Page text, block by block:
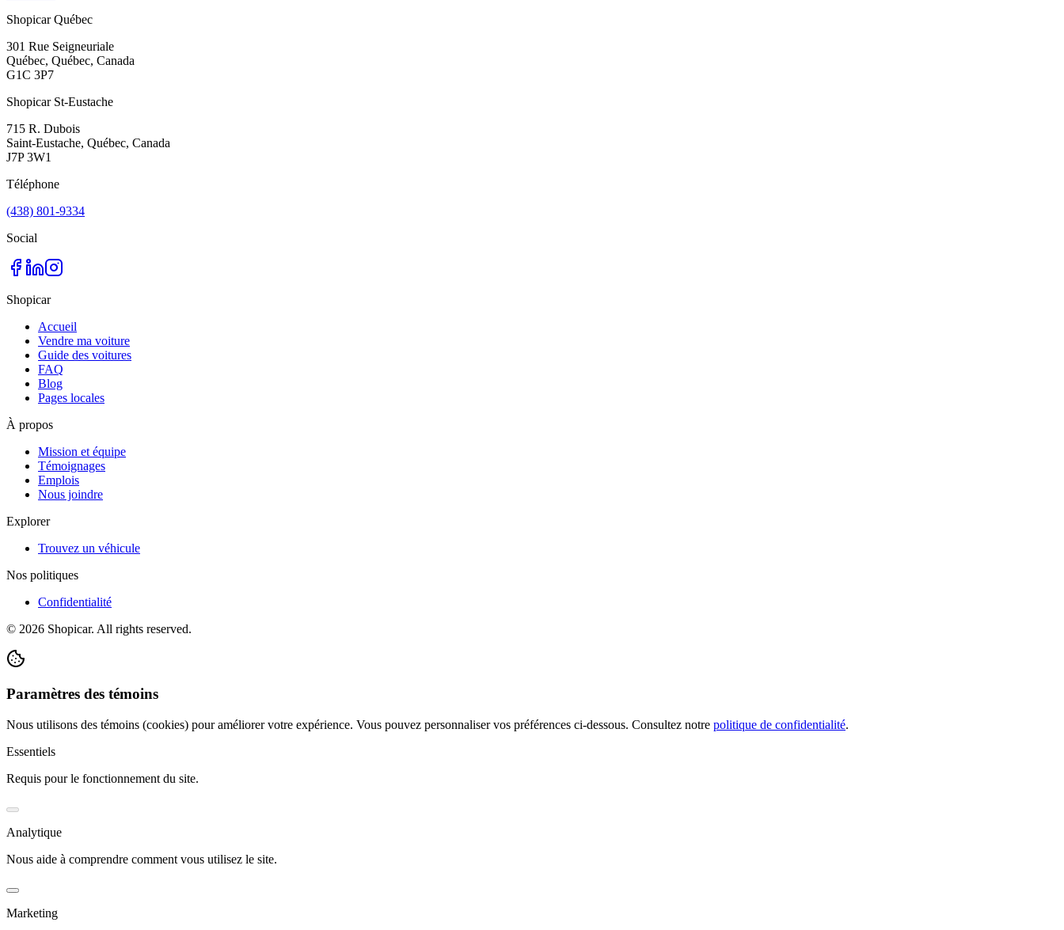
Shopicar Québec
301 Rue Seigneuriale
Québec, Québec, Canada
G1C 3P7
Shopicar St-Eustache
715 R. Dubois
Saint-Eustache, Québec, Canada
J7P 3W1
Téléphone
(438) 801-9334
Social
Shopicar
Accueil
Vendre ma voiture
Guide des voitures
FAQ
Blog
Pages locales
À propos
Mission et équipe
Témoignages
Emplois
Nous joindre
Explorer
Trouvez un véhicule
Nos politiques
Confidentialité
© 2026 Shopicar. All rights reserved.
Paramètres des témoins
Nous utilisons des témoins (cookies) pour améliorer votre expérience. Vous pouvez personnaliser vos préférences ci-dessous. Consultez notre politique de confidentialité.
Essentiels
Requis pour le fonctionnement du site.
Analytique
Nous aide à comprendre comment vous utilisez le site.
Marketing